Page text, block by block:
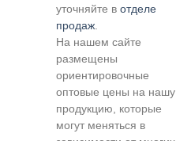
уточняйте вотделе
продаж.
На нашем сайте
размещены
ориентировочные
оптовые цены на нашу
продукцию, которые
могут меняться в